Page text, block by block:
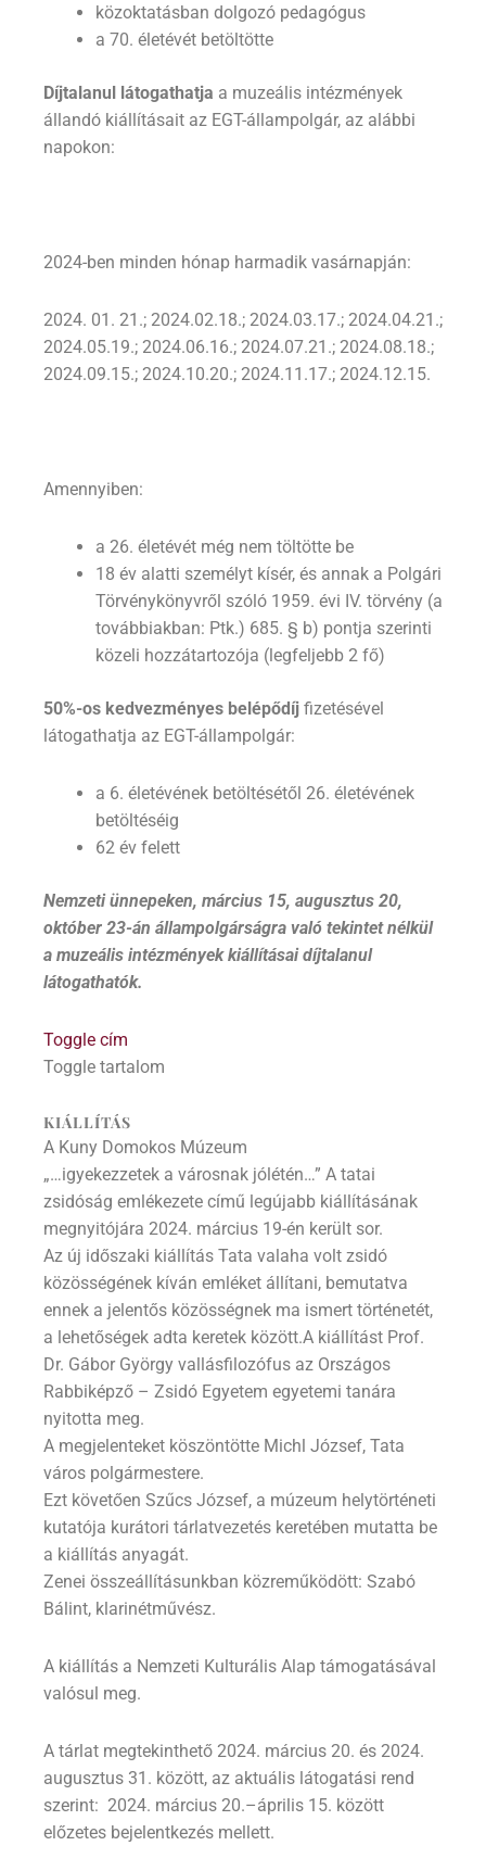
közoktatásban dolgozó pedagógus
a 70. életévét betöltötte
Díjtalanul látogathatja a muzeális intézmények
állandó kiállításait az EGT-állampolgár, az alábbi
napokon:
2024-ben minden hónap harmadik vasárnapján:
2024. 01. 21.; 2024.02.18.; 2024.03.17.; 2024.04.21.;
2024.05.19.; 2024.06.16.; 2024.07.21.; 2024.08.18.;
2024.09.15.; 2024.10.20.; 2024.11.17.; 2024.12.15.
Amennyiben:
a 26. életévét még nem töltötte be
18 év alatti személyt kísér, és annak a Polgári
Törvénykönyvről szóló 1959. évi IV. törvény (a
továbbiakban: Ptk.) 685. § b) pontja szerinti
közeli hozzátartozója (legfeljebb 2 fő)
50%-os kedvezményes belépődíj fizetésével
látogathatja az EGT-állampolgár:
a 6. életévének betöltésétől 26. életévének
betöltéséig
62 év felett
Nemzeti ünnepeken, március 15, augusztus 20,
október 23-án állampolgárságra való tekintet nélkül
a muzeális intézmények kiállításai díjtalanul
látogathatók.
Toggle cím
Toggle tartalom
KIÁLLÍTÁS
A Kuny Domokos Múzeum
„…igyekezzetek a városnak jólétén…” A tatai
zsidóság emlékezete című legújabb kiállításának
megnyitójára 2024. március 19-én került sor.
Az új időszaki kiállítás Tata valaha volt zsidó
közösségének kíván emléket állítani, bemutatva
ennek a jelentős közösségnek ma ismert történetét,
a lehetőségek adta keretek között.A kiállítást Prof.
Dr. Gábor György vallásfilozófus az Országos
Rabbiképző – Zsidó Egyetem egyetemi tanára
nyitotta meg.
A megjelenteket köszöntötte Michl József, Tata
város polgármestere.
Ezt követően Szűcs József, a múzeum helytörténeti
kutatója kurátori tárlatvezetés keretében mutatta be
a kiállítás anyagát.
Zenei összeállításunkban közreműködött: Szabó
Bálint, klarinétművész.
A kiállítás a Nemzeti Kulturális Alap támogatásával
valósul meg.
A tárlat megtekinthető 2024. március 20. és 2024.
augusztus 31. között, az aktuális látogatási rend
szerint: 2024. március 20.–április 15. között
előzetes bejelentkezés mellett.